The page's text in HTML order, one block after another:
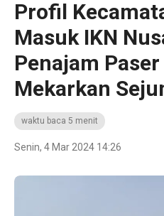
Profil
Masuk IKN
Penajam
Mekarkan
waktu baca 5 menit
Senin, 4 Mar 2024 14:26